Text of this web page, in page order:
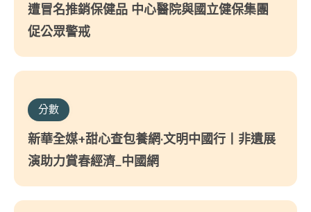
遭冒名推銷保健品 中心醫院與國立健保集團
促公眾警戒
分數
新華全媒+甜心查包養網·文明中國行丨非遺展
演助力賞春經濟_中國網